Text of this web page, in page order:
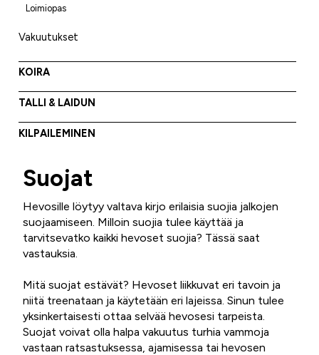
Loimiopas
Vakuutukset
KOIRA
TALLI & LAIDUN
KILPAILEMINEN
Suojat
Hevosille löytyy valtava kirjo erilaisia suojia jalkojen
suojaamiseen. Milloin suojia tulee käyttää ja
tarvitsevatko kaikki hevoset suojia? Tässä saat
vastauksia.
Mitä suojat estävät? Hevoset liikkuvat eri tavoin ja
niitä treenataan ja käytetään eri lajeissa. Sinun tulee
yksinkertaisesti ottaa selvää hevosesi tarpeista.
Suojat voivat olla halpa vakuutus turhia vammoja
vastaan ratsastuksessa, ajamisessa tai hevosen